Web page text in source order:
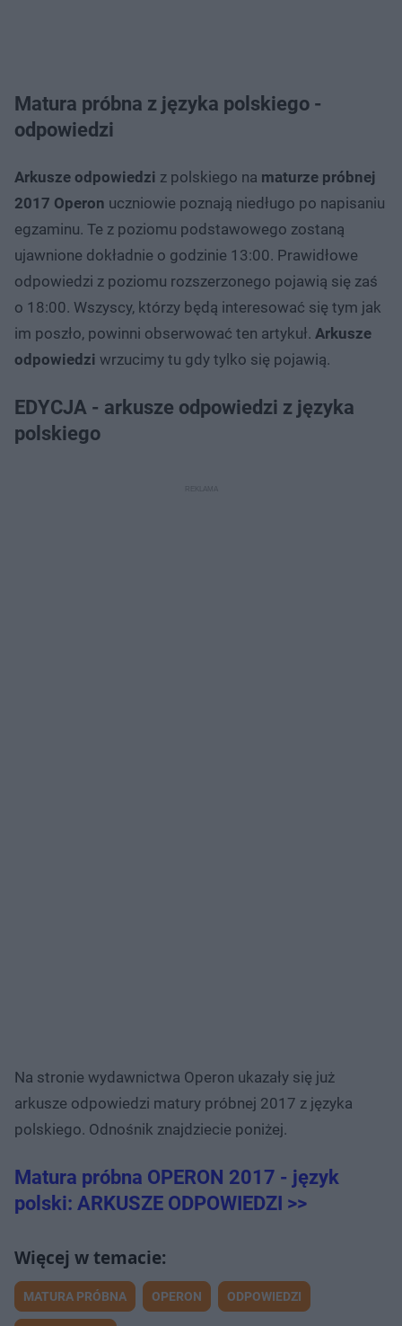
Matura próbna z języka polskiego -
odpowiedzi
Arkusze odpowiedzi z polskiego na maturze próbnej
2017 Operon uczniowie poznają niedługo po napisaniu
egzaminu. Te z poziomu podstawowego zostaną
ujawnione dokładnie o godzinie 13:00. Prawidłowe
odpowiedzi z poziomu rozszerzonego pojawią się zaś
o 18:00. Wszyscy, którzy będą interesować się tym jak
im poszło, powinni obserwować ten artykuł. Arkusze
odpowiedzi wrzucimy tu gdy tylko się pojawią.
EDYCJA - arkusze odpowiedzi z języka
polskiego
Na stronie wydawnictwa Operon ukazały się już
arkusze odpowiedzi matury próbnej 2017 z języka
polskiego. Odnośnik znajdziecie poniżej.
Matura próbna OPERON 2017 - język
polski: ARKUSZE ODPOWIEDZI >>
MATURA PRÓBNA OPERON ODPOWIEDZI